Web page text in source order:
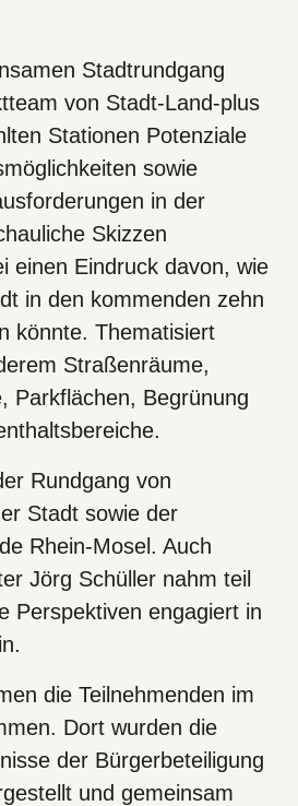
Stadtrundgang
von Stadt-Land-plus
Stationen Potenziale
sowie
in der
Skizzen
einen Eindruck davon, wie
in den kommenden zehn
könnte. Thematisiert
Straßenräume,
Parkflächen, Begrünung
Rundgang von
Stadt sowie der
Rhein-Mosel. Auch
Jörg Schüller nahm teil
Perspektiven engagiert in
die Teilnehmenden im
Dort wurden die
der Bürgerbeteiligung
und gemeinsam